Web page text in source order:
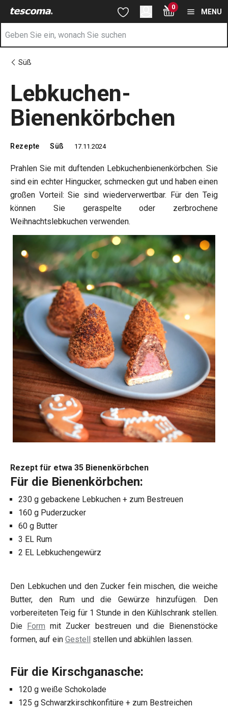
Sie befinden sich auf der Lebkuchen-Bienenkörbchen Seite
Zum Hauptinhalt springen
Zur Suche springen
Zur Navigation springen 0
MENU
Süß
Lebkuchen-
Bienenkörbchen
Rezepte Süß 17.11.2024
Prahlen Sie mit duftenden Lebkuchenbienenkörbchen. Sie
sind ein echter Hingucker, schmecken gut und haben einen
großen Vorteil: Sie sind wiederverwertbar. Für den Teig
können Sie geraspelte oder zerbrochene
Weihnachtslebkuchen verwenden.
Rezept für etwa 35 Bienenkörbchen
Für die Bienenkörbchen:
230 g gebackene Lebkuchen + zum Bestreuen
160 g Puderzucker
60 g Butter
3 EL Rum
2 EL Lebkuchengewürz
Den Lebkuchen und den Zucker fein mischen, die weiche
Butter, den Rum und die Gewürze hinzufügen. Den
vorbereiteten Teig für 1 Stunde in den Kühlschrank stellen.
Die Form mit Zucker bestreuen und die Bienenstöcke
formen, auf ein Gestell stellen und abkühlen lassen.
Für die Kirschganasche:
120 g weiße Schokolade
125 g Schwarzkirschkonfitüre + zum Bestreichen